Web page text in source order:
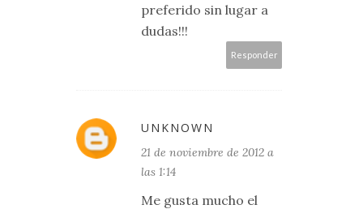
preferido sin lugar a
dudas!!!
Responder
UNKNOWN
21 de noviembre de 2012 a
las 1:14
Me gusta mucho el